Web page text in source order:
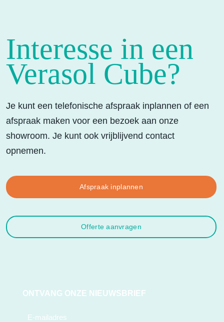
Interesse in een
Verasol Cube?
Je kunt een telefonische afspraak inplannen of een
afspraak maken voor een bezoek aan onze
showroom. Je kunt ook vrijblijvend contact
opnemen.
Afspraak inplannen
Offerte aanvragen
ONTVANG ONZE NIEUWSBRIEF
e-